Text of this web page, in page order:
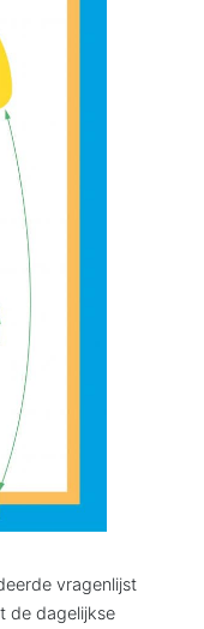
vragenlijst
de dagelijkse